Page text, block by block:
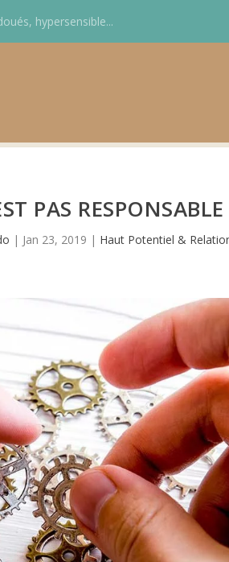
hypersensible...
PAS
| Jan 23, 2019 | Haut Potentiel &